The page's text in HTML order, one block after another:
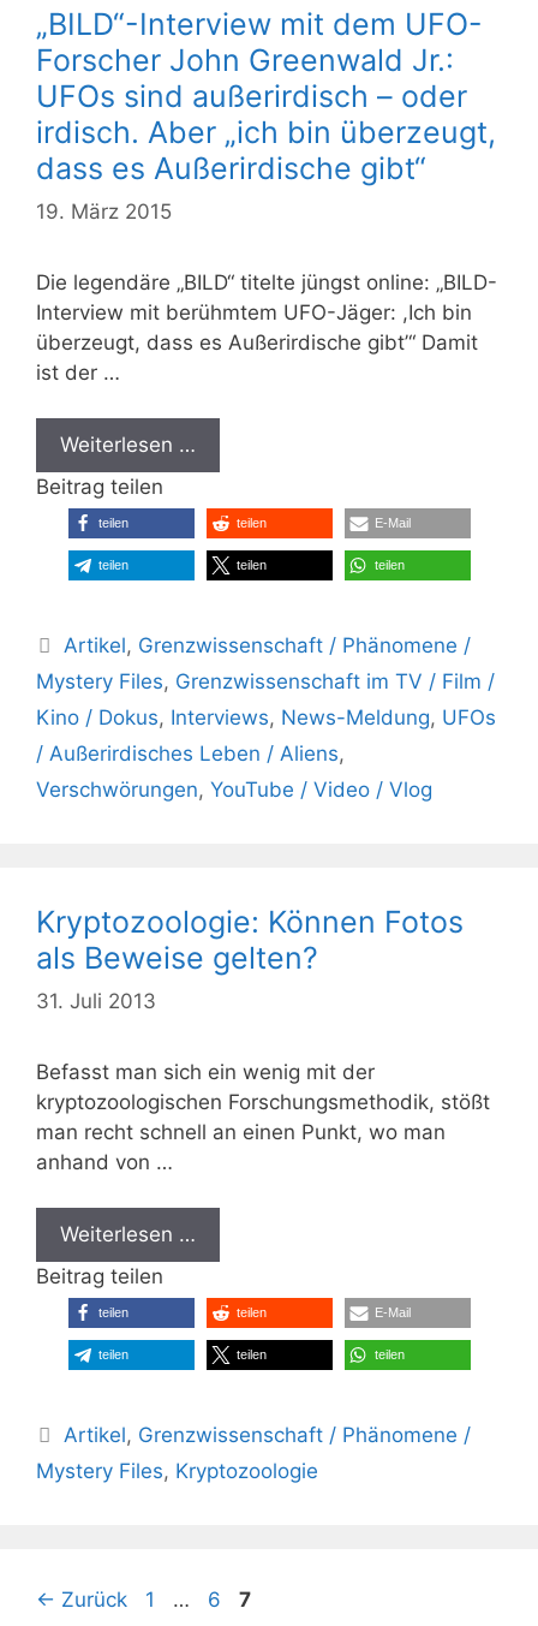
„BILD“-Interview mit dem UFO-
Forscher John Greenwald Jr.:
UFOs sind außerirdisch – oder
irdisch. Aber „ich bin überzeugt,
dass es Außerirdische gibt“
19. März 2015
Die legendäre „BILD“ titelte jüngst online: „BILD-
Interview mit berühmtem UFO-Jäger: ,Ich bin
überzeugt, dass es Außerirdische gibt’“ Damit
ist der …
Weiterlesen …
Beitrag teilen
teilen teilen E-Mail
teilen teilen teilen
Kategorien
Artikel, Grenzwissenschaft / Phänomene /
Mystery Files, Grenzwissenschaft im TV / Film /
Kino / Dokus, Interviews, News-Meldung, UFOs
/ Außerirdisches Leben / Aliens,
Verschwörungen, YouTube / Video / Vlog
Kryptozoologie: Können Fotos
als Beweise gelten?
31. Juli 2013
Befasst man sich ein wenig mit der
kryptozoologischen Forschungsmethodik, stößt
man recht schnell an einen Punkt, wo man
anhand von …
Weiterlesen …
Beitrag teilen
teilen teilen E-Mail
teilen teilen teilen
Kategorien
Artikel, Grenzwissenschaft / Phänomene /
Mystery Files, Kryptozoologie
← Zurück Seite
1 … Seite
6 Seite
7